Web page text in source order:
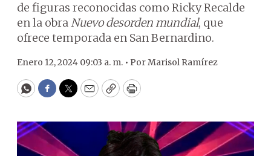
de figuras reconocidas como Ricky Recalde
en la obraNuevo desorden mundial, que
ofrece temporada en San Bernardino.
Enero 12, 2024 09:03 a. m. • PorMarisol Ramírez
WhatsApp
Facebook
Twitter
EmailCopyPrint